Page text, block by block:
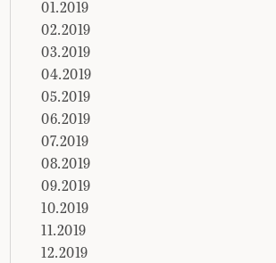
01.2019
02.2019
03.2019
04.2019
05.2019
06.2019
07.2019
08.2019
09.2019
10.2019
11.2019
12.2019